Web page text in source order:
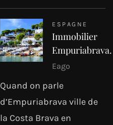
ESPAGNE
Immobilier
Empuriabrava.
Eago
Quand on parle
d’Empuriabrava ville de
la Costa Brava en